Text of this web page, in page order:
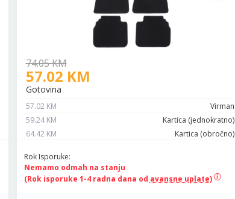
74.05 KM
57.02 KM
Gotovina
57.02 KM
Virman
59.24 KM
Kartica (jednokratno)
64.42 KM
Kartica (obročno)
Rok Isporuke:
Nemamo odmah na stanju
(Rok isporuke 1-4 radna dana od avansne uplate)